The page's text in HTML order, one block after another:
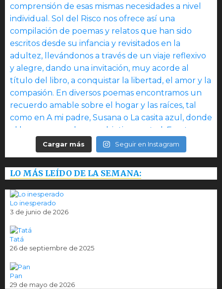
Cargar más Seguir en Instagram
LO MÁS LEÍDO DE LA SEMANA:
Lo inesperado
3 de junio de 2026
Tatá
26 de septiembre de 2025
Pan
29 de mayo de 2026